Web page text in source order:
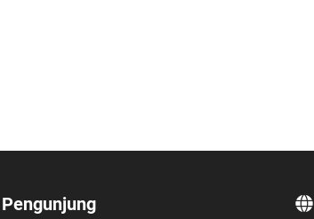
Pengunjung